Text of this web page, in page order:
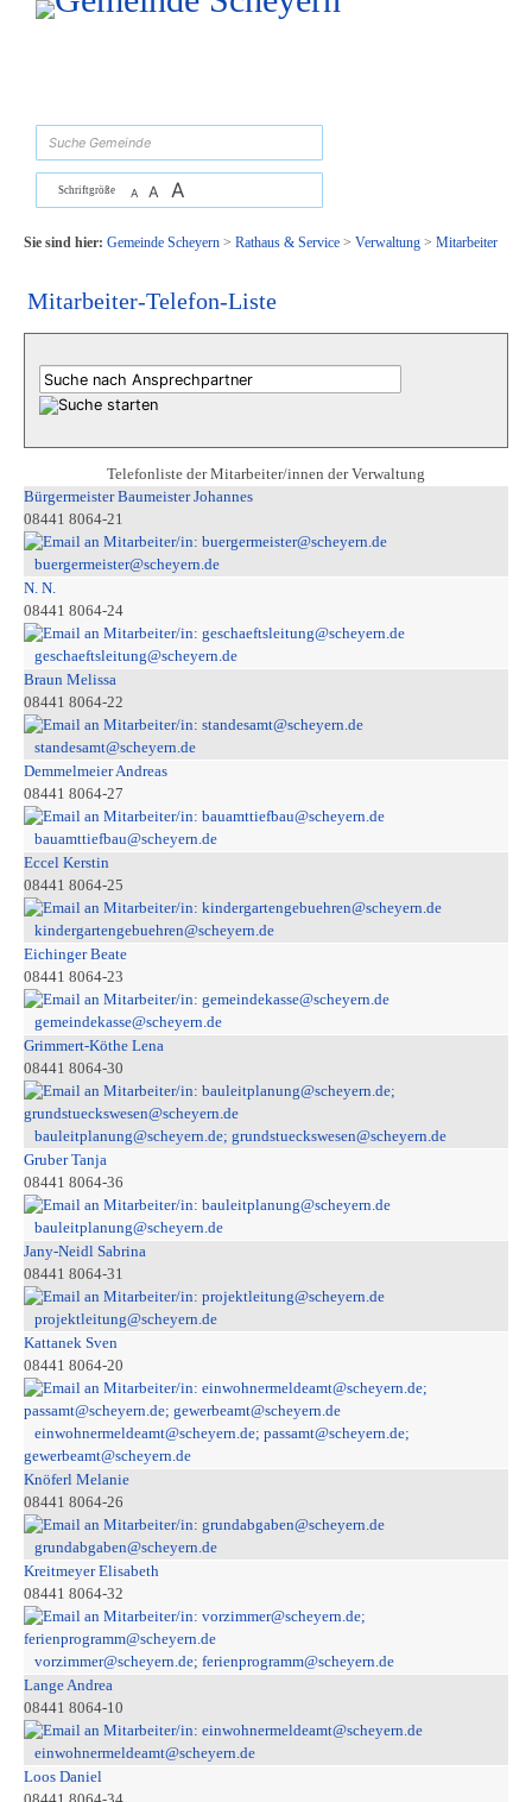
Zum Inhalt, zur Navigationoder zur Startseite springen.
Schriftgröße A A A
Sie sind hier: Gemeinde Scheyern> Rathaus & Service> Verwaltung> Mitarbeiter
Mitarbeiter-Telefon-Liste
Telefonliste der Mitarbeiter/innen der Verwaltung
Bürgermeister Baumeister Johannes
08441 8064-21
buergermeister@scheyern.de
N. N.
08441 8064-24
geschaeftsleitung@scheyern.de
Braun Melissa
08441 8064-22
standesamt@scheyern.de
Demmelmeier Andreas
08441 8064-27
bauamttiefbau@scheyern.de
Eccel Kerstin
08441 8064-25
kindergartengebuehren@scheyern.de
Eichinger Beate
08441 8064-23
gemeindekasse@scheyern.de
Grimmert-Köthe Lena
08441 8064-30
bauleitplanung@scheyern.de; grundstueckswesen@scheyern.de
Gruber Tanja
08441 8064-36
bauleitplanung@scheyern.de
Jany-Neidl Sabrina
08441 8064-31
projektleitung@scheyern.de
Kattanek Sven
08441 8064-20
einwohnermeldeamt@scheyern.de; passamt@scheyern.de;
gewerbeamt@scheyern.de
Knöferl Melanie
08441 8064-26
grundabgaben@scheyern.de
Kreitmeyer Elisabeth
08441 8064-32
vorzimmer@scheyern.de; ferienprogramm@scheyern.de
Lange Andrea
08441 8064-10
einwohnermeldeamt@scheyern.de
Loos Daniel